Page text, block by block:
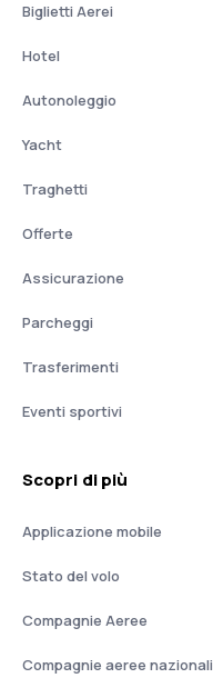
Biglietti Aerei
Hotel
Autonoleggio
Yacht
Traghetti
Offerte
Assicurazione
Parcheggi
Trasferimenti
Eventi sportivi
Scopri di più
Applicazione mobile
Stato del volo
Compagnie Aeree
Compagnie aeree nazionali